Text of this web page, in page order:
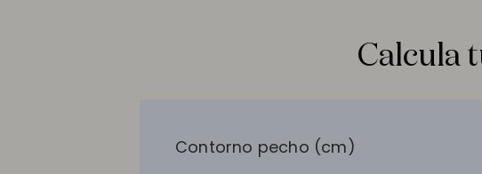
Calcula
Contorno pecho (cm)